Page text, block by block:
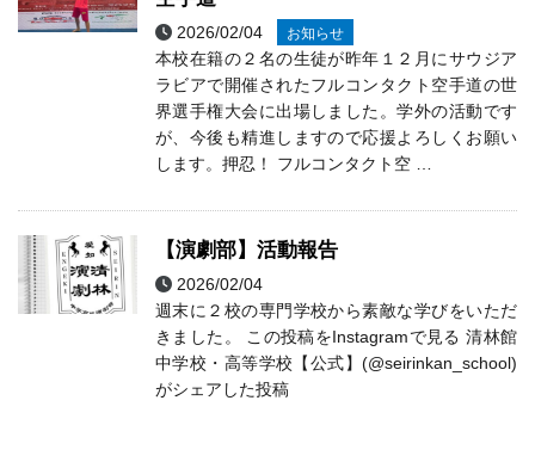
2026/02/04 お知らせ
本校在籍の２名の生徒が昨年１２月にサウジア
ラビアで開催されたフルコンタクト空手道の世
界選手権大会に出場しました。学外の活動です
が、今後も精進しますので応援よろしくお願い
します。押忍！ フルコンタクト空 …
【演劇部】活動報告
2026/02/04
週末に２校の専門学校から素敵な学びをいただ
きました。 この投稿をInstagramで見る 清林館
中学校・高等学校【公式】(@seirinkan_school)
がシェアした投稿